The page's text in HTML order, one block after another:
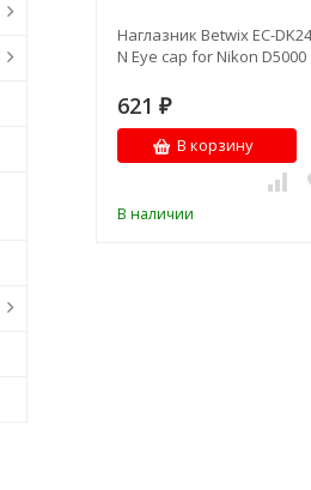
Наглазник Betwix EC-
N Eye cap for Nikon D5000
621 ₽
В корзину
В наличии